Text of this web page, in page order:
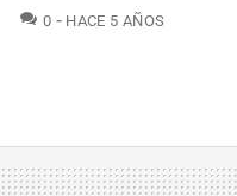
0 COMENTARIOS
HACE 5 AÑOS